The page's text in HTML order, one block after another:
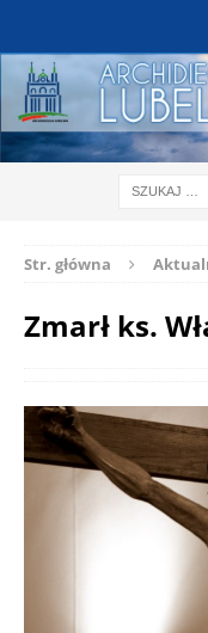
Str. główna
Zmarł ks.